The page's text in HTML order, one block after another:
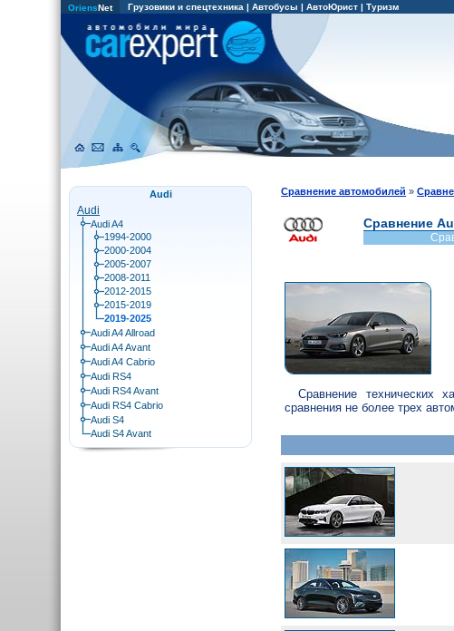
OriensNet Грузовики и спецтехника | Автобусы | АвтоЮрист | Туризм
Сравнение автомобилей »
Сравнение
Сравнение технических
сравнения не более трех
Audi
Audi
Audi A4
1994-2000
2000-2004
2005-2007
2008-2011
2012-2015
2015-2019
2019-2025
Audi A4 Allroad
Audi A4 Avant
Audi A4 Cabrio
Audi RS4
Audi RS4 Avant
Audi RS4 Cabrio
Audi S4
Audi S4 Avant